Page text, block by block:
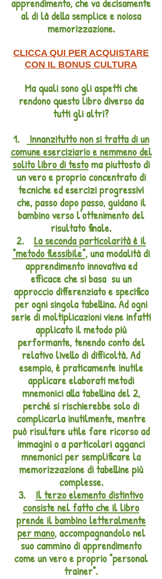
apprendimento, che va decisamente
al di là della semplice e noiosa
memorizzazione.
CLICCA QUI PER ACQUISTARE
CON IL BONUS CULTURA
Ma quali sono gli aspetti che
rendono questo libro diverso da
tutti gli altri?
1.
Innanzitutto non si tratta di un
comune eserciziario e nemmeno del
solito libro di testoma piuttosto di
un vero e proprio concentrato di
tecniche ed esercizi progressivi
che, passo dopo passo, guidano il
bambino verso l'ottenimento del
risultato finale.
2. La seconda particolarità è il
"metodo flessibile”, una modalità di
apprendimento innovativa ed
efficace che si basa su un
approccio differenziato e specifico
per ogni singola tabellina. Ad ogni
serie di moltiplicazioni viene infatti
applicato il metodo più
performante, tenendo conto del
relativo livello di difficoltà. Ad
esempio, è praticamente inutile
applicare elaborati metodi
mnemonici alla tabellina del 2,
perché si rischierebbe solo di
complicarla inutilmente, mentre
può risultare utile fare ricorso ad
immagini o a particolari agganci
mnemonici per semplificare la
memorizzazione di tabelline più
complesse.
3. Il terzo elemento distintivo
consiste nel fatto che il libro
prende il bambino letteralmente
per mano, accompagnandolo nel
suo cammino di apprendimento
come un vero e proprio "personal
trainer".